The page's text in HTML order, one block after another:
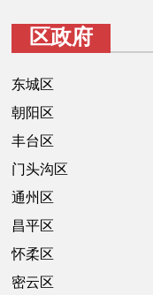
区政府
东城区
朝阳区
丰台区
门头沟区
通州区
昌平区
怀柔区
密云区